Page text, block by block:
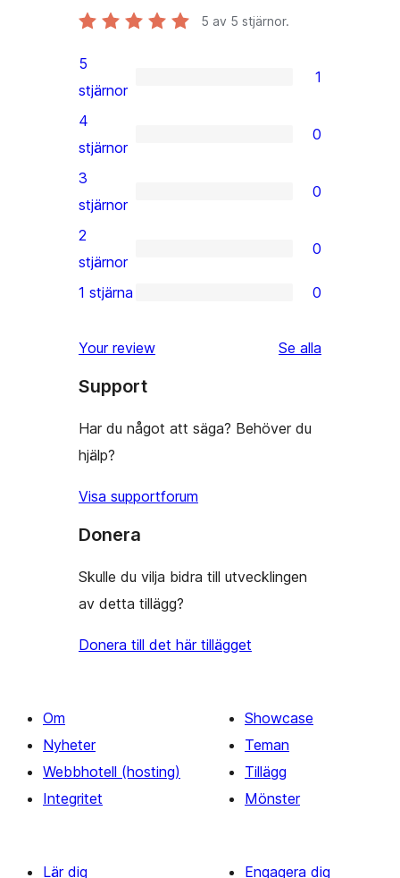
5 av 5 stjärnor.
1
5-
stjärnig
recension
5
stjärnor
1
0
4-
stjärniga
recensioner
4
stjärnor
0
0
3-
stjärniga
recensioner
3
stjärnor
0
0
2-
recensioner
2
stjärnor
0
stjärniga
recensioner
1 stjärna 0
Your review Se alla
Support
Har du något att säga? Behöver du
hjälp?
Visa supportforum
Donera
Skulle du vilja bidra till utvecklingen
av detta tillägg?
Donera till det här tillägget
Om
Nyheter
Webbhotell (hosting)
Integritet
Showcase
Teman
Tillägg
Mönster
Lär dig
Engagera dig